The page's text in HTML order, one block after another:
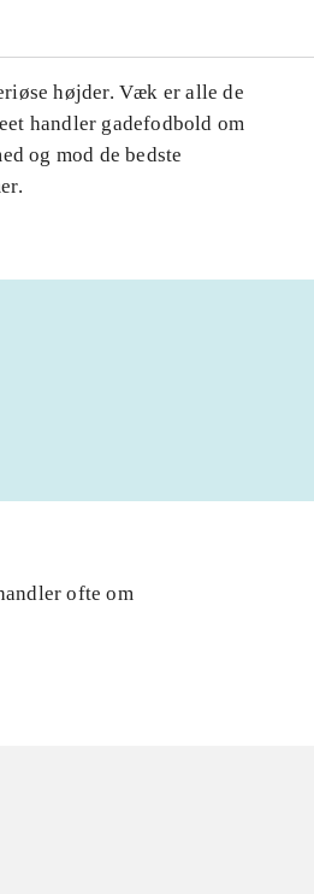
højder. Væk er alle de
handler gadefodbold om
og mod de bedste
ofte om